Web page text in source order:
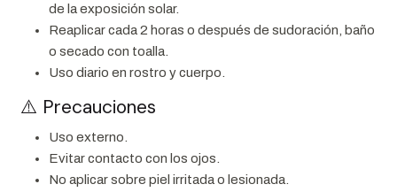
de la exposición solar.
Reaplicar cada 2 horas o después de sudoración, baño
o secado con toalla.
Uso diario en rostro y cuerpo.
⚠️ Precauciones
Uso externo.
Evitar contacto con los ojos.
No aplicar sobre piel irritada o lesionada.